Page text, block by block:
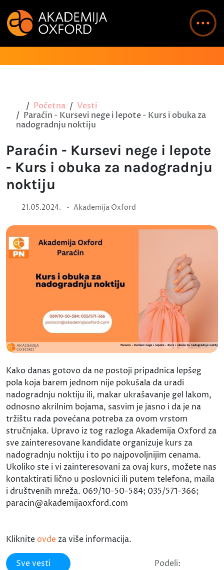
Početna
Vesti
Paraćin - Kursevi nege i lepote - Kurs i obuka za
nadogradnju noktiju
Paraćin - Kursevi nege i lepote
- Kurs i obuka za nadogradnju
noktiju
21.05.2024. • Akademija Oxford
Kako danas gotovo da ne postoji pripadnica lepšeg
pola koja barem jednom nije pokušala da uradi
nadogradnju noktiju ili, makar ukrašavanje gel lakom,
odnosno akrilnim bojama, sasvim je jasno i da je na
tržištu rada povećana potreba za ovom vrstom
stručnjaka. Upravo iz tog razloga Akademija Oxford za
sve zainteresovane kandidate organizuje kurs za
nadogradnju noktiju i to po najpovoljnijim cenama.
Ukoliko ste i vi zainteresovani za ovaj kurs, možete nas
kontaktirati lično u poslovnici ili putem telefona, maila
i društvenih mreža. 069/10-50-584; 035/571-366;
paracin@akademijaoxford.com
Kliknite ovde za više informacija.
Sve vesti Podeli: